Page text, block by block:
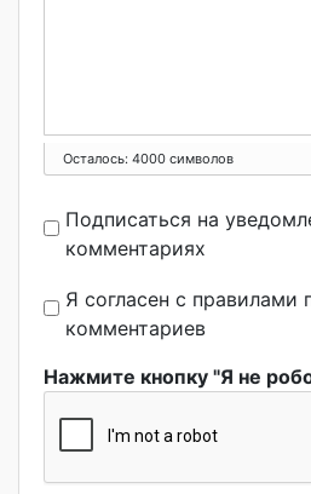
Осталось: 4000 символов
Подписаться на
комментариях
Я согласен с правилами
комментариев
Нажмите кнопку "Я не